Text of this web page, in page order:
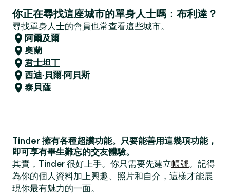
你正在尋找這座城市的單身人士嗎：布利達？
尋找單身人士的會員也常查看這些城市。
阿爾及爾
奧蘭
君士坦丁
西迪·貝爾·阿貝斯
泰貝薩
Tinder 擁有各種超讚功能。只要能善用這幾項功能，
即可享有畢生難忘的交友體驗。
其實，Tinder 很好上手。你只需要先建立帳號。記得
為你的個人資料加上興趣、照片和自介，這樣才能展
現你最有魅力的一面。